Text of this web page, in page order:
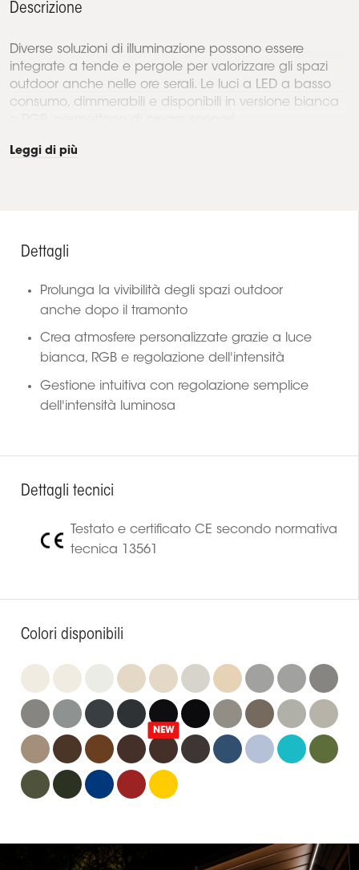
Descrizione
Diverse soluzioni di illuminazione possono essere
integrate a tende e pergole per valorizzare gli spazi
outdoor anche nelle ore serali. Le luci a LED a basso
consumo, dimmerabili e disponibili in versione bianca
Leggi di più
Dettagli
Prolunga la vivibilità degli spazi outdoor
anche dopo il tramonto
Crea atmosfere personalizzate grazie a luce
bianca, RGB e regolazione dell'intensità
Gestione intuitiva con regolazione semplice
dell'intensità luminosa
Dettagli tecnici
Testato e certificato CE secondo normativa
tecnica 13561
Colori disponibili